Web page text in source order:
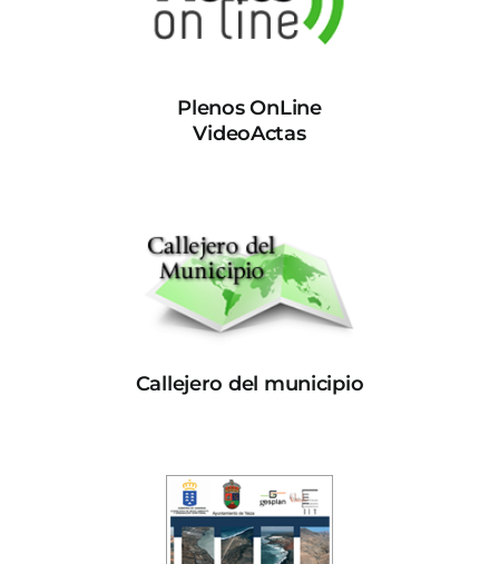
Plenos OnLine
VideoActas
Callejero del municipio